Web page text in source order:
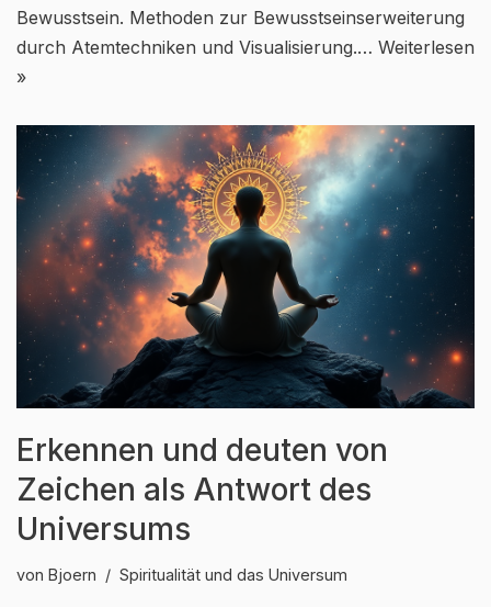
Bewusstsein. Methoden zur Bewusstseins­erweiterung
durch Atemtechniken und Visualisierung.… Weiterlesen
»
Erkennen und deuten von
Zeichen als Antwort des
Universums
von Bjoern Spiritualität und das Universum